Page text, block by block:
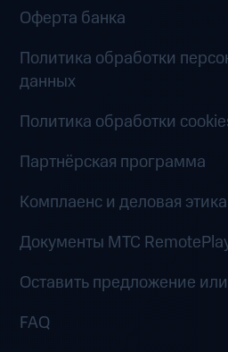
Оферта банка
Политика обработки
данных
Политика обработки
Партнёрская программа
Комплаенс и деловая этика
Документы MTC
Оставить предложение
FAQ